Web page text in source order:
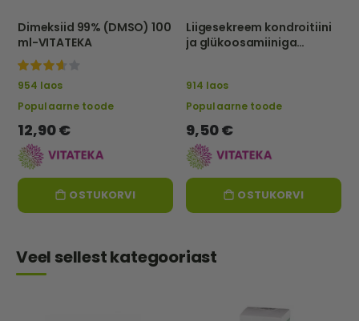
Dimeksiid 99% (DMSO) 100
ml-VITATEKA
87%
954 laos
Populaarne toode
12,90 €
OSTUKORVI
Liigesekreem kondroitiini
ja glükoosamiiniga
914 laos
Populaarne toode
9,50 €
OSTUKORVI
Veel sellest kategooriast